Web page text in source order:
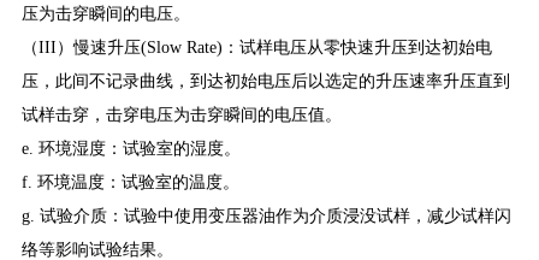
压为击穿瞬间的电压。
（III）慢速升压(Slow Rate)：试样电压从零快速升压到达初始电
压，此间不记录曲线，到达初始电压后以选定的升压速率升压直到
试样击穿，击穿电压为击穿瞬间的电压值。
e. 环境湿度：试验室的湿度。
f. 环境温度：试验室的温度。
g. 试验介质：试验中使用变压器油作为介质浸没试样，减少试样闪
络等影响试验结果。